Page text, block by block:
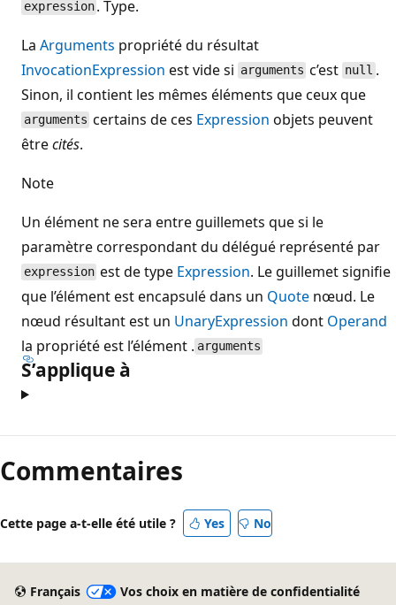
expression . Type.
La Arguments propriété du résultat
InvocationExpression est vide si arguments c’est null .
Sinon, il contient les mêmes éléments que ceux que
arguments certains de ces Expression objets peuvent
êtrecités.
Note
Un élément ne sera entre guillemets que si le
paramètre correspondant du délégué représenté par
expression est de type Expression. Le guillemet signifie
que l’élément est encapsulé dans un Quote nœud. Le
nœud résultant est un UnaryExpression dont Operand
la propriété est l’élément . arguments
S’applique à
Commentaires
Cette page a-t-elle été utile ? Yes No
Français Vos choix en matière de confidentialité